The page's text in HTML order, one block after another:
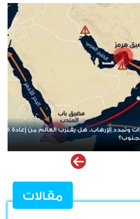
بالمناصب... كيف يقود الارتهان للخارج إلى
مقالات